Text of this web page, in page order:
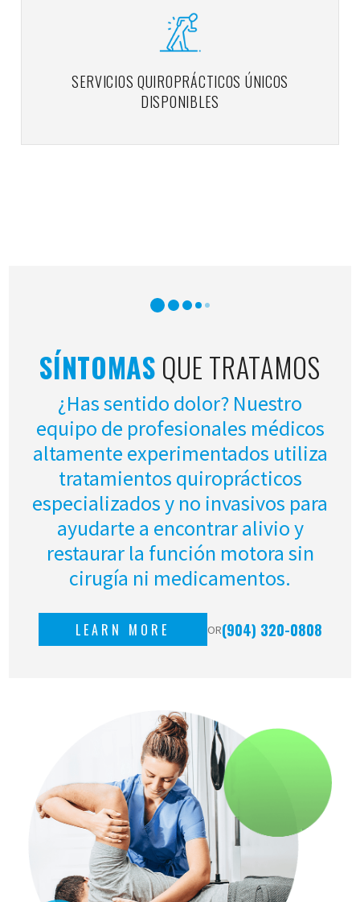
SERVICIOS QUIROPRÁCTICOS ÚNICOS
DISPONIBLES
SÍNTOMASQUE TRATAMOS
¿Has sentido dolor? Nuestro
equipo de profesionales médicos
altamente experimentados utiliza
tratamientos quiroprácticos
especializados y no invasivos para
ayudarte a encontrar alivio y
restaurar la función motora sin
cirugía ni medicamentos.
LEARN MORE OR(904) 320-0808